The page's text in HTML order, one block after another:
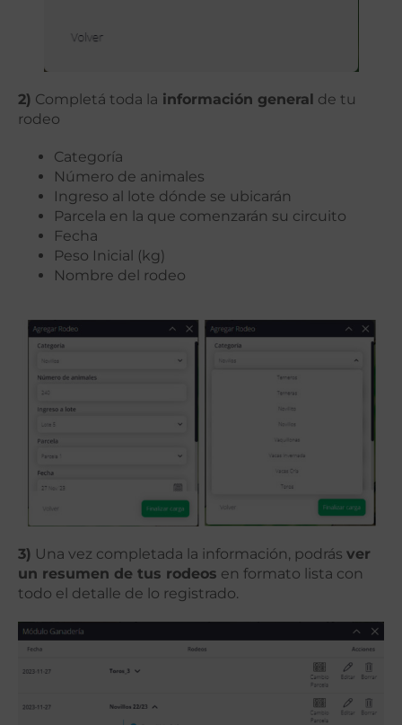
2) Completá toda la información general de tu
rodeo
Categoría
Número de animales
Ingreso al lote dónde se ubicarán
Parcela en la que comenzarán su circuito
Fecha
Peso Inicial (kg)
Nombre del rodeo
3) Una vez completada la información, podrás ver
un resumen de tus rodeos en formato lista con
todo el detalle de lo registrado.